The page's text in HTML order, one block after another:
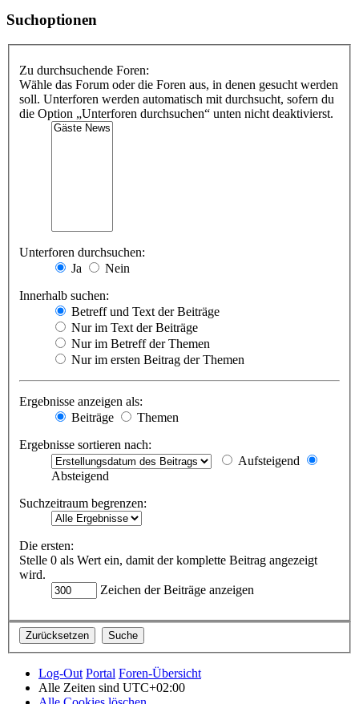
Suchoptionen
Zu durchsuchende Foren:
Wähle das Forum oder die Foren aus, in denen gesucht werden
soll. Unterforen werden automatisch mit durchsucht, sofern du
die Option „Unterforen durchsuchen“ unten nicht deaktivierst.
Unterforen durchsuchen:
Ja
Nein
Innerhalb suchen:
Betreff und Text der Beiträge
Nur im Text der Beiträge
Nur im Betreff der Themen
Nur im ersten Beitrag der Themen
Ergebnisse anzeigen als:
Beiträge
Themen
Ergebnisse sortieren nach:
Aufsteigend
Absteigend
Suchzeitraum begrenzen:
Die ersten:
Stelle 0 als Wert ein, damit der komplette Beitrag angezeigt
wird.
Zeichen der Beiträge anzeigen
Log-Out Portal Foren-Übersicht
Alle Zeiten sind UTC+02:00